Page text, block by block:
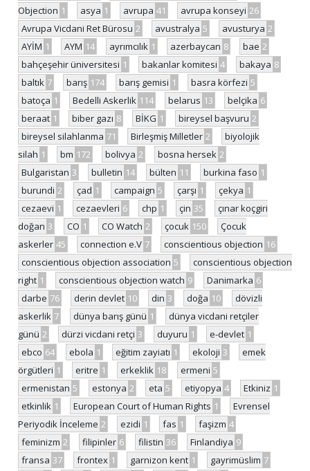
Objection 1 asya 1 avrupa 41 avrupa konseyi 26
Avrupa Vicdani Ret Bürosu 2 avustralya 5 avusturya 2
AYİM 1 AYM 14 ayrımcılık 1 azerbaycan 8 bae 2
bahçeşehir üniversitesi 1 bakanlar komitesi 4 bakaya 8
baltık 7 barış 174 barış gemisi 1 basra körfezi 5
batoça 1 Bedelli Askerlik 114 belarus 13 belçika 6
beraat 1 biber gazı 8 BİKG 1 bireysel başvuru 2
bireysel silahlanma 71 Birleşmiş Milletler 2
biyolojik
silah 1 bm 172 bolivya 2 bosna hersek 2
Bulgaristan 3 bulletin 14 bülten 11 burkina faso 1
burundi 2 çad 1 campaign 5 çarşı 1 çekya 1
cezaevi 1 cezaevleri 6 chp 1 çin 35
çınar koçgiri
doğan 3 CO 1 CO Watch 2 çocuk 150
Çocuk
askerler 45 connection e.V 7 conscientious objection 16
conscientious objection association 5
conscientious objection
right 1 conscientious objection watch 9 Danimarka 6
darbe 76 derin devlet 10 din 3 doğa 10
dövizli
askerlik 7 dünya barış günü 1
dünya vicdani retçiler
günü 2 dürzi vicdani retçi 3 duyuru 1 e-devlet 1
ebco 64 ebola 1 eğitim zayiatı 1 ekoloji 3
emek
örgütleri 1 eritre 1 erkeklik 18 ermeni 5
ermenistan 5 estonya 2 eta 5 etiyopya 4 Etkiniz 1
etkinlik 1 European Court of Human Rights 1
Evrensel
Periyodik İnceleme 2 ezidi 1 fas 1 faşizm 4
feminizm 2 filipinler 6 filistin 36 Finlandiya 9
fransa 37 frontex 1 garnizon kent 1 gayrimüslim 7